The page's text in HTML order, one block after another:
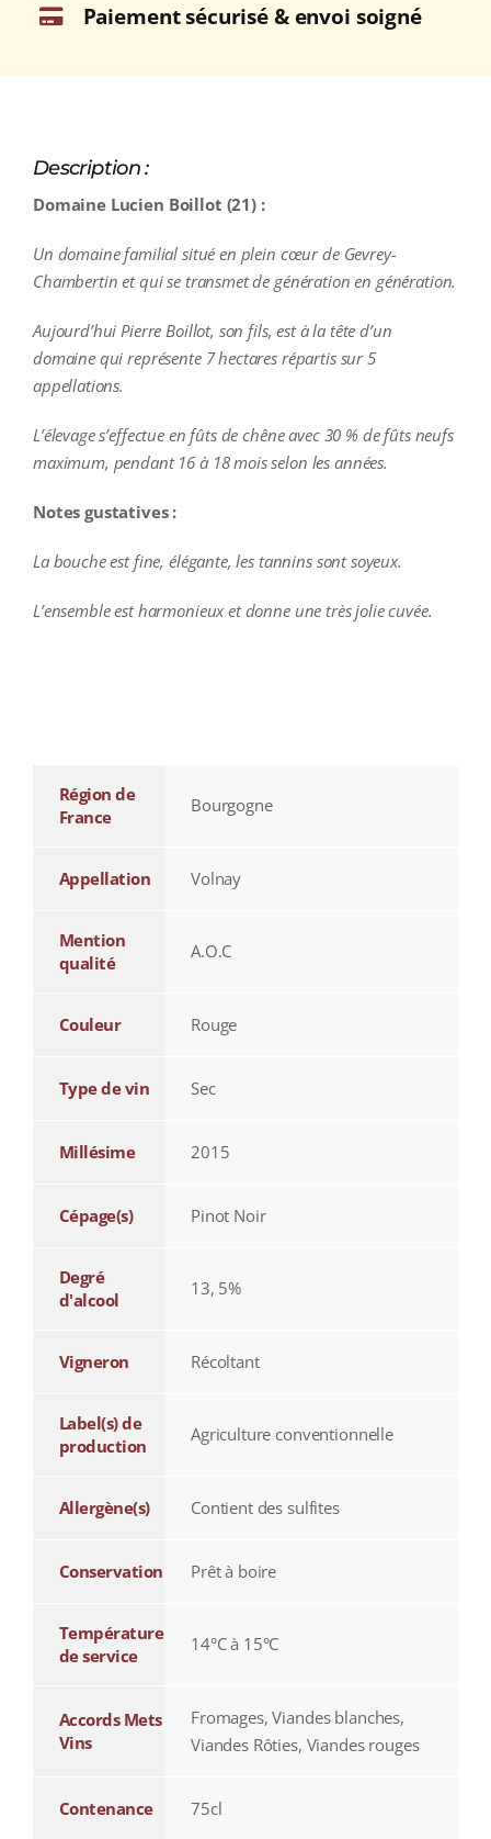
Paiement sécurisé & envoi soigné
Description :
Domaine Lucien Boillot (21) :
Un domaine familial situé en plein cœur de Gevrey-
Chambertin et qui se transmet de génération en génération.
Aujourd’hui Pierre Boillot, son fils, est à la tête d’un
domaine qui représente 7 hectares répartis sur 5
appellations.
L’élevage s’effectue en fûts de chêne avec 30 % de fûts neufs
maximum, pendant 16 à 18 mois selon les années.
Notes gustatives :
La bouche est fine, élégante, les tannins sont soyeux.
L’ensemble est harmonieux et donne une très jolie cuvée.
Région de
France
Bourgogne
Appellation Volnay
Mention
qualité
A.O.C
Couleur Rouge
Type de vin Sec
Millésime 2015
Cépage(s) Pinot Noir
Degré
d'alcool
13, 5%
Vigneron Récoltant
Label(s) de
production
Agriculture conventionnelle
Allergène(s) Contient des sulfites
Conservation Prêt à boire
Température
de service
14°C à 15°C
Accords Mets
Vins
Fromages, Viandes blanches,
Viandes Rôties, Viandes rouges
Contenance 75cl